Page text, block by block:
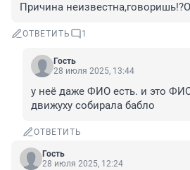
Причина
ОТВЕТИТЬ 1
Гость
28 июля 2025, 13:44
у неё даже ФИО есть. и это
движуху собирала бабло
ОТВЕТИТЬ
Гость
28 июля 2025, 12:24